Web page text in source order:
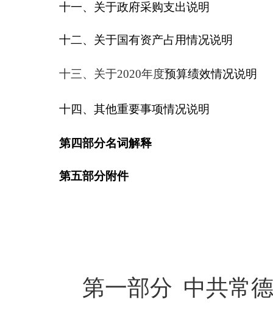
十一、关于政府采购支出说明
十二、关于国有资产占用情况说明
十三、关于2020年度预算绩效情况说明
十四、其他重要事项情况说明
第四部分名词解释
第五部分附件
第一部分 中共常